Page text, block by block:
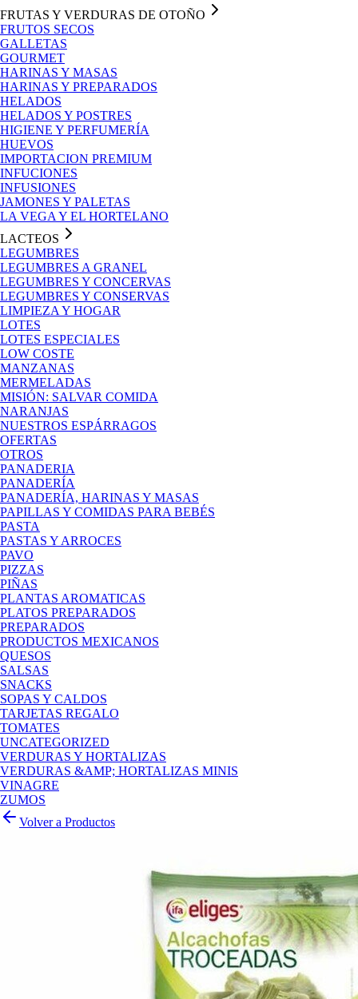
FRUTAS Y VERDURAS DE OTOÑO
FRUTOS SECOS
GALLETAS
GOURMET
HARINAS Y MASAS
HARINAS Y PREPARADOS
HELADOS
HELADOS Y POSTRES
HIGIENE Y PERFUMERÍA
HUEVOS
IMPORTACION PREMIUM
INFUCIONES
INFUSIONES
JAMONES Y PALETAS
LA VEGA Y EL HORTELANO
LACTEOS
LEGUMBRES
LEGUMBRES A GRANEL
LEGUMBRES Y CONCERVAS
LEGUMBRES Y CONSERVAS
LIMPIEZA Y HOGAR
LOTES
LOTES ESPECIALES
LOW COSTE
MANZANAS
MERMELADAS
MISIÓN: SALVAR COMIDA
NARANJAS
NUESTROS ESPÁRRAGOS
OFERTAS
OTROS
PANADERIA
PANADERÍA
PANADERÍA, HARINAS Y MASAS
PAPILLAS Y COMIDAS PARA BEBÉS
PASTA
PASTAS Y ARROCES
PAVO
PIZZAS
PIÑAS
PLANTAS AROMATICAS
PLATOS PREPARADOS
PREPARADOS
PRODUCTOS MEXICANOS
QUESOS
SALSAS
SNACKS
SOPAS Y CALDOS
TARJETAS REGALO
TOMATES
UNCATEGORIZED
VERDURAS Y HORTALIZAS
VERDURAS &AMP; HORTALIZAS MINIS
VINAGRE
ZUMOS
Volver a Productos